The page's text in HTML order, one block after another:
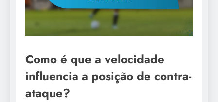
Como é que a velocidade
influencia a posição de contra-
ataque?